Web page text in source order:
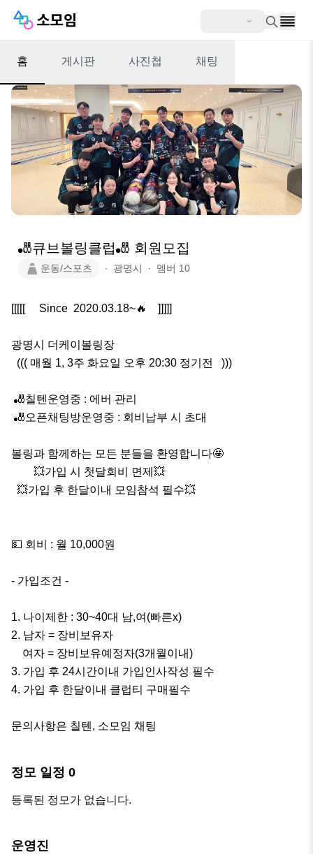
홈 게시판 사진첩 채팅
🎳큐브볼링클럽🎳 회원모집
운동/스포츠 ∙ 광명시 ∙ 멤버 10
[[[[[     Since  2020.03.18~🔥    ]]]]]
광명시 더케이볼링장
볼링과 함께하는 모든 분들을 환영합니다🤩
💵 회비 : 월 10,000원
- 가입조건 -
1. 나이제한 : 30~40대 남,여(빠른x)
2. 남자 = 장비보유자
3. 가입 후 24시간이내 가입인사작성 필수
4. 가입 후 한달이내 클럽티 구매필수
문의사항은 칠텐, 소모임 채팅
정모 일정 0
등록된 정모가 없습니다.
운영진